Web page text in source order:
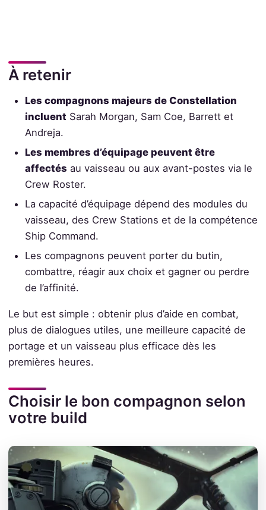
À retenir
Les compagnons majeurs de Constellation
incluent Sarah Morgan, Sam Coe, Barrett et
Andreja.
Les membres d’équipage peuvent être
affectés au vaisseau ou aux avant-postes via le
Crew Roster.
La capacité d’équipage dépend des modules du
vaisseau, des Crew Stations et de la compétence
Ship Command.
Les compagnons peuvent porter du butin,
combattre, réagir aux choix et gagner ou perdre
de l’affinité.
Le but est simple : obtenir plus d’aide en combat,
plus de dialogues utiles, une meilleure capacité de
portage et un vaisseau plus efficace dès les
premières heures.
Choisir le bon compagnon selon
votre build